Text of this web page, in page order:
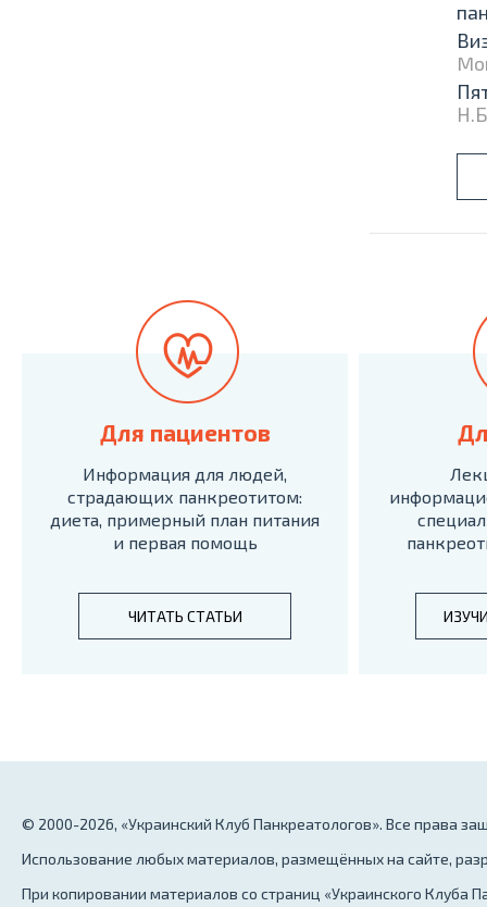
Для пациентов
Информация для людей,
страдающих панкреотитом:
диета, примерный план питания
и первая помощь
ЧИТАТЬ СТАТЬИ
© 2000-2026, «Украинский Клуб Панкреатологов». Все права
Использование любых материалов, размещённых на сайте,
При копировании материалов со страниц «Украинского Клуба